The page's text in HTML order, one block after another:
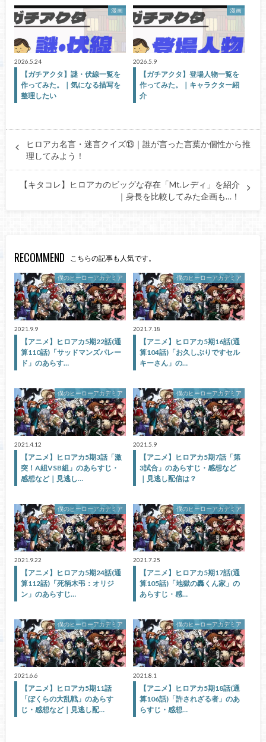
漫画
2026.5.24
【ガチアクタ】謎・伏線一覧を
作ってみた。｜気になる描写を
整理したい
漫画
2026.5.9
【ガチアクタ】登場人物一覧を
作ってみた。｜キャラクター紹
介
ヒロアカ名言・迷言クイズ⑬｜誰が言った言葉か個性から推
理してみよう！
【キタコレ】ヒロアカのビッグな存在「Mt.レディ」を紹介
｜身長を比較してみた企画も…！
RECOMMEND こちらの記事も人気です。
僕のヒーローアカデミア
2021.9.9
【アニメ】ヒロアカ5期22話(通
算110話)「サッドマンズパレー
ド」のあらす…
僕のヒーローアカデミア
2021.7.18
【アニメ】ヒロアカ5期16話(通
算104話)「お久しぶりですセル
キーさん」の…
僕のヒーローアカデミア
2021.4.12
【アニメ】ヒロアカ5期3話「激
突！A組VSB組」のあらすじ・
感想など｜見逃し…
僕のヒーローアカデミア
2021.5.9
【アニメ】ヒロアカ5期7話「第
3試合」のあらすじ・感想など
｜見逃し配信は？
僕のヒーローアカデミア
2021.9.22
【アニメ】ヒロアカ5期24話(通
算112話)「死柄木弔：オリジ
ン」のあらすじ…
僕のヒーローアカデミア
2021.7.25
【アニメ】ヒロアカ5期17話(通
算105話)「地獄の轟くん家」の
あらすじ・感…
僕のヒーローアカデミア
2021.6.6
【アニメ】ヒロアカ5期11話
「ぼくらの大乱戦」のあらす
じ・感想など｜見逃し配…
僕のヒーローアカデミア
2021.8.1
【アニメ】ヒロアカ5期18話(通
算106話)「許されざる者」のあ
らすじ・感想…